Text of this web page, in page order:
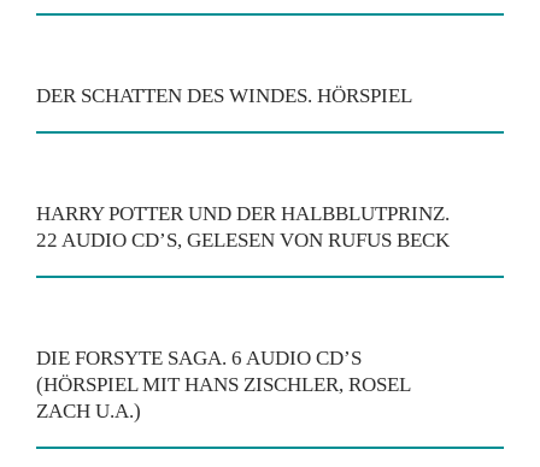
DER SCHATTEN DES WINDES. HÖRSPIEL
HARRY POTTER UND DER HALBBLUTPRINZ.
22 AUDIO CD’S, GELESEN VON RUFUS BECK
DIE FORSYTE SAGA. 6 AUDIO CD’S
(HÖRSPIEL MIT HANS ZISCHLER, ROSEL
ZACH U.A.)